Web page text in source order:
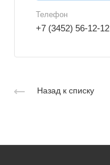
Телефон
+7 (3452) 56-12-12
Назад к списку